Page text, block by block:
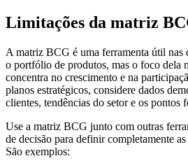
Limitações da matriz
A matriz BCG é uma ferramenta útil nas
o portfólio de produtos, mas o foco dela
concentra no crescimento e na
planos estratégicos, considere dados
clientes, tendências do setor e os pontos
Use a matriz BCG junto com outras
de decisão para definir completamente as
São exemplos: